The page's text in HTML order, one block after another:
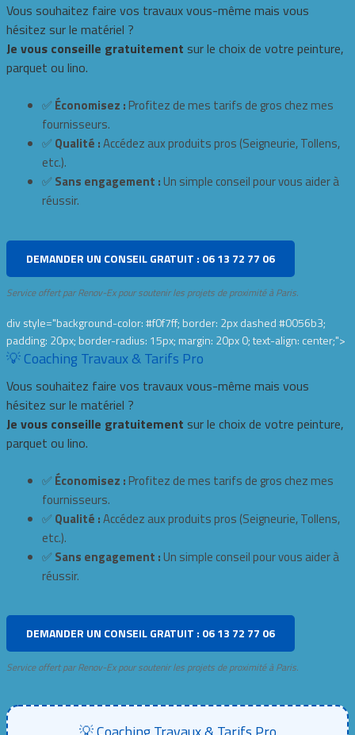
Vous souhaitez faire vos travaux vous-même mais vous
hésitez sur le matériel ?
Je vous conseille gratuitement sur le choix de votre peinture,
parquet ou lino.
✅ Économisez : Profitez de mes tarifs de gros chez mes
fournisseurs.
✅ Qualité :Accédez aux produits pros (Seigneurie, Tollens,
etc.).
✅ Sans engagement : Un simple conseil pour vous aider à
réussir.
DEMANDER UN CONSEIL GRATUIT : 06 13 72 77 06
Service offert par Renov-Ex pour soutenir les projets de proximité à Paris.
div style="background-color: #f0f7ff; border: 2px dashed #0056b3;
padding: 20px; border-radius: 15px; margin: 20px 0; text-align: center;">
💡 Coaching Travaux & Tarifs Pro
Vous souhaitez faire vos travaux vous-même mais vous
hésitez sur le matériel ?
Je vous conseille gratuitement sur le choix de votre peinture,
parquet ou lino.
✅ Économisez : Profitez de mes tarifs de gros chez mes
fournisseurs.
✅ Qualité :Accédez aux produits pros (Seigneurie, Tollens,
etc.).
✅ Sans engagement : Un simple conseil pour vous aider à
réussir.
DEMANDER UN CONSEIL GRATUIT : 06 13 72 77 06
Service offert par Renov-Ex pour soutenir les projets de proximité à Paris.